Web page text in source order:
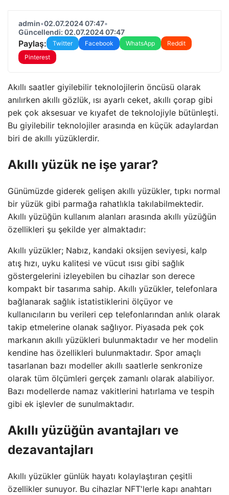
admin•02.07.2024 07:47•
Güncellendi: 02.07.2024 07:47
Paylaş: Twitter Facebook WhatsApp
Reddit
Pinterest
Akıllı saatler giyilebilir teknolojilerin öncüsü olarak
anılırken akıllı gözlük, ısı ayarlı ceket, akıllı çorap gibi
pek çok aksesuar ve kıyafet de teknolojiyle bütünleşti.
Bu giyilebilir teknolojiler arasında en küçük adaylardan
biri de akıllı yüzüklerdir.
Akıllı yüzük ne işe yarar?
Günümüzde giderek gelişen akıllı yüzükler, tıpkı normal
bir yüzük gibi parmağa rahatlıkla takılabilmektedir.
Akıllı yüzüğün kullanım alanları arasında akıllı yüzüğün
özellikleri şu şekilde yer almaktadır:
Akıllı yüzükler; Nabız, kandaki oksijen seviyesi, kalp
atış hızı, uyku kalitesi ve vücut ısısı gibi sağlık
göstergelerini izleyebilen bu cihazlar son derece
kompakt bir tasarıma sahip. Akıllı yüzükler, telefonlara
bağlanarak sağlık istatistiklerini ölçüyor ve
kullanıcıların bu verileri cep telefonlarından anlık olarak
takip etmelerine olanak sağlıyor. Piyasada pek çok
markanın akıllı yüzükleri bulunmaktadır ve her modelin
kendine has özellikleri bulunmaktadır. Spor amaçlı
tasarlanan bazı modeller akıllı saatlerle senkronize
olarak tüm ölçümleri gerçek zamanlı olarak alabiliyor.
Bazı modellerde namaz vakitlerini hatırlama ve tespih
gibi ek işlevler de sunulmaktadır.
Akıllı yüzüğün avantajları ve
dezavantajları
Akıllı yüzükler günlük hayatı kolaylaştıran çeşitli
özellikler sunuyor. Bu cihazlar NFT'lerle kapı anahtarı